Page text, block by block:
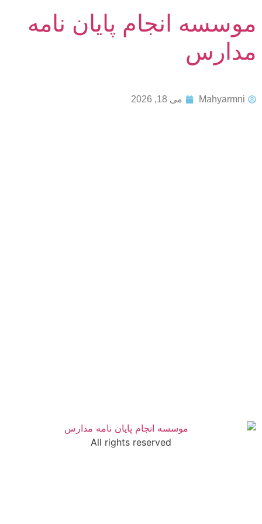
موسسه انجام پایان نامه
مدارس
Mahyarmni می 18, 2026
All rights reserved